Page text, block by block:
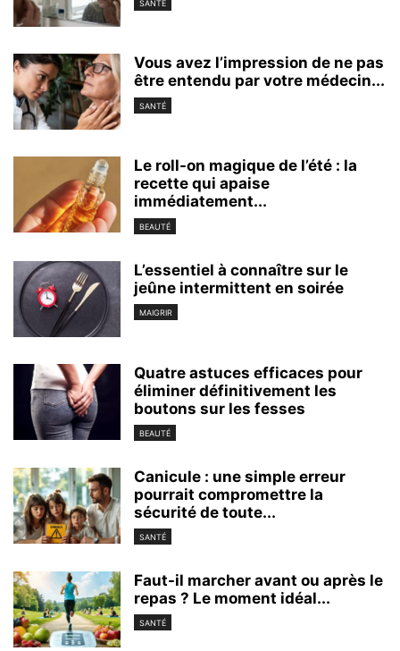
SANTÉ
Vous avez l’impression de ne pas
être entendu par votre médecin...
SANTÉ
Le roll-on magique de l’été : la
recette qui apaise
immédiatement...
BEAUTÉ
L’essentiel à connaître sur le
jeûne intermittent en soirée
MAIGRIR
Quatre astuces efficaces pour
éliminer définitivement les
boutons sur les fesses
BEAUTÉ
Canicule : une simple erreur
pourrait compromettre la
sécurité de toute...
SANTÉ
Faut-il marcher avant ou après le
repas ? Le moment idéal...
SANTÉ